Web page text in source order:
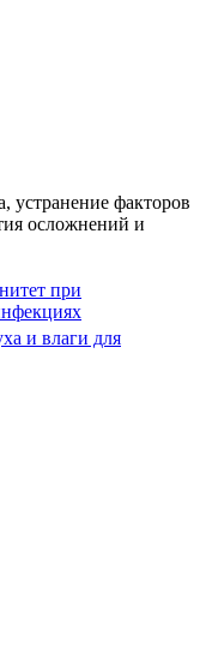
устранение факторов
осложнений и
при
и влаги для